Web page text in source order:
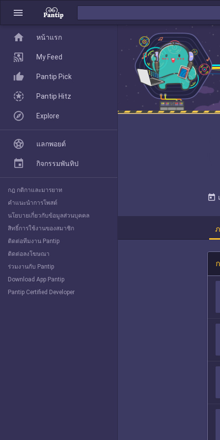
menu
today
home
Pantip Pick
Explore
home หน้าแรก
My Feed
Pantip Pick
Pantip Hitz
Explore
แลกพอยต์
กิจกรรมพันทิป
กฎ กติกาและมารยาท
คำแนะนำการโพสต์
นโยบายเกี่ยวกับข้อมูลส่วนบุคคล
สิทธิ์การใช้งานของสมาชิก
ติดต่อทีมงาน Pantip
ติดต่อลงโฆษณา
ร่วมงานกับ Pantip
Download App Pantip
Pantip Certified Developer